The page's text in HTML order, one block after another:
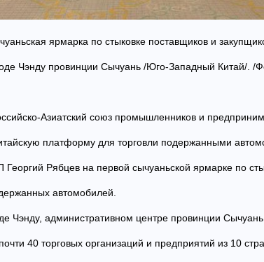
ярмарка по стыковке поставщиков и
Чэнду провинции Сычуань /Юго-Западный Китай/. /
Азиатский союз промышленников и
платформу для торговли подержанными
Рябцев на первой сычуаньской ярмарке по
автомобилей.
Чэнду, административном центре провинции
40 торговых организаций и предприятий из 10